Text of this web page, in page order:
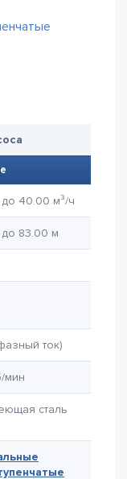
до 40.00 м³/ч
до 83.00 м
ток)
мин
сталь